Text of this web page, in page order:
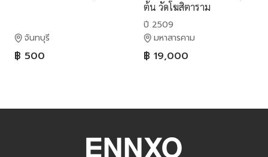
จันทบุรี
฿ 500
ต้น วัดโฆสิตาราม
ปี 2509
มหาสารคาม
฿ 19,000